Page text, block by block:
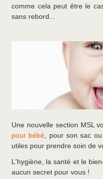
comme cela peut être le
sans rebord...
Une nouvelle section MSL
pour bébé , pour son sac
utiles pour prendre soin de
L'hygiène, la santé et le
aucun secret pour vous !